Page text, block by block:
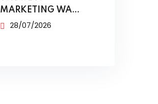
MARKETING WA
BUSINESS UNTUK
28/07/2026